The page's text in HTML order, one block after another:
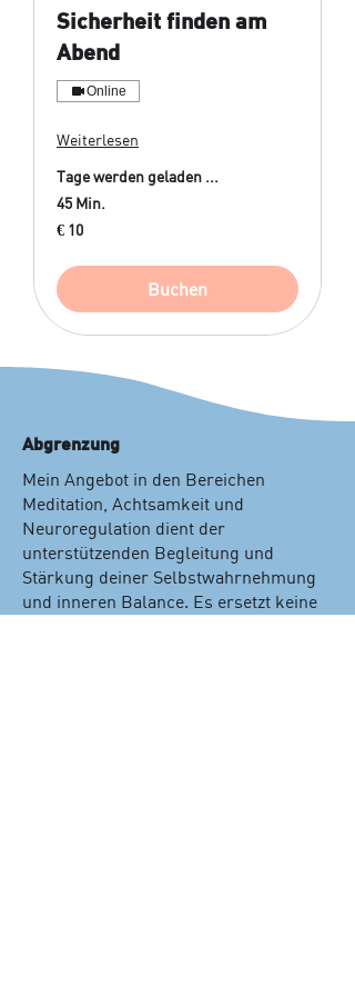
Sicherheit finden am
Abend
Online
Weiterlesen
Tage werden geladen ...
45 Min.
10
Euro
€ 10
Buchen
Abgrenzung
Mein Angebot in den Bereichen
Meditation, Achtsamkeit und
Neuroregulation dient der
unterstützenden Begleitung und
Stärkung deiner Selbstwahrnehmung
und inneren Balance. Es ersetzt keine